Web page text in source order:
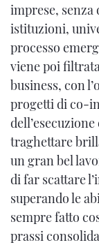
imprese,
istituzioni,
processo
viene poi
business, con
progetti di co-
traghettare
un gran bel
di far scattare
superando le
sempre fatto
prassi